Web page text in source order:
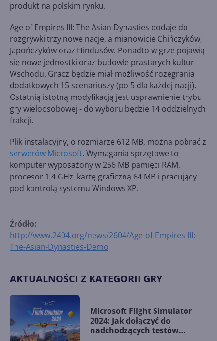
produkt na polskim rynku.
Age of Empires III: The Asian Dynasties dodaje do
rozgrywki trzy nowe nacje, a mianowicie Chińczyków,
Japończyków oraz Hindusów. Ponadto w grze pojawią
się nowe jednostki oraz budowle prastarych kultur
Wschodu. Gracz będzie miał możliwość rozegrania
dodatkowych 15 scenariuszy (po 5 dla każdej nacji).
Ostatnią istotną modyfikacją jest usprawnienie trybu
gry wieloosobowej - do wyboru będzie 14 oddzielnych
frakcji.
Plik instalacyjny, o rozmiarze 612 MB, można pobrać z
serwerów Microsoft. Wymagania sprzętowe to
komputer wyposażony w 256 MB pamięci RAM,
procesor 1,4 GHz, kartę graficzną 64 MB i pracujący
pod kontrolą systemu Windows XP.
Źródło:
http://www.2404.org/news/2604/Age-of-Empires-III:-
The-Asian-Dynasties-Demo
AKTUALNOŚCI Z KATEGORII GRY
Microsoft Flight Simulator
2024: Jak dołączyć do
nadchodzących testów